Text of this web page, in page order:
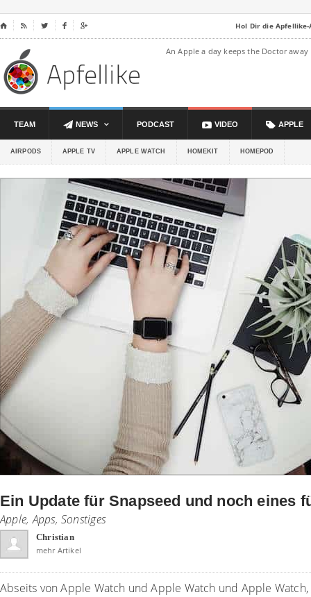
⌂     Hol Dir die Apfellike-
An Apple a day keeps the Doctor away
TEAM NEWS PODCAST VIDEO APPLE
AIRPODS APPLE TV APPLE WATCH HOMEKIT HOMEPOD
Ein Update für Snapseed und noch eines
Apple,Apps, Sonstiges
Christian
mehr Artikel
Abseits von Apple Watch und Apple Watch und Apple